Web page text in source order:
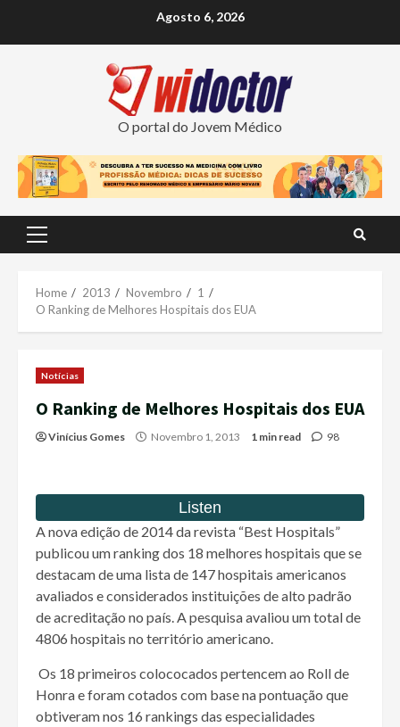
Agosto 6, 2026
O portal do Jovem Médico
Primary
Home 2013 Novembro
1
O Ranking de Melhores Hospitais dos EUA
Notícias
O Ranking de Melhores Hospitais dos EUA
Vinícius Gomes Novembro 1, 2013 1 min read 98
A nova edição de 2014 da revista “Best Hospitals”
publicou um ranking dos 18 melhores hospitais que se
destacam de uma lista de 147 hospitais americanos
avaliados e considerados instituições de alto padrão
de acreditação no país. A pesquisa avaliou um total de
4806 hospitais no território americano.
Os 18 primeiros colococados pertencem ao Roll de
Honra e foram cotados com base na pontuação que
obtiveram nos 16 rankings das especialidades